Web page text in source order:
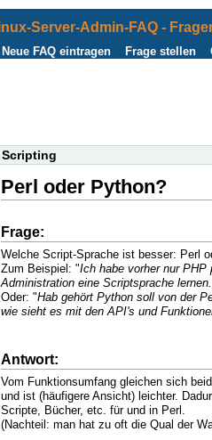
Server-Admin-FAQ -
Frage stellen
Neue FAQ eintragen
Scripting
Perl oder Python?
Frage:
Welche Script-Sprache ist besser: Perl
Zum Beispiel: "Ich habe vorher nur PHP
Administration eine Scriptsprache lernen.
Oder: "Hab gehört Python soll von der
wie sieht es mit den API's und
Antwort:
Vom Funktionsumfang gleichen sich
und ist (häufigere Ansicht) leichter.
Scripte, Bücher, etc. für und in Perl.
(Nachteil: man hat zu oft die Qual der